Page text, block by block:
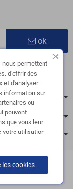
ok
pour cela nos
du site.
ÉCHAPPEMENTS
nous permettent
d’offrir des
et d'analyser
information sur
ou
peuvent
que vous leur
votre utilisation
les cookies